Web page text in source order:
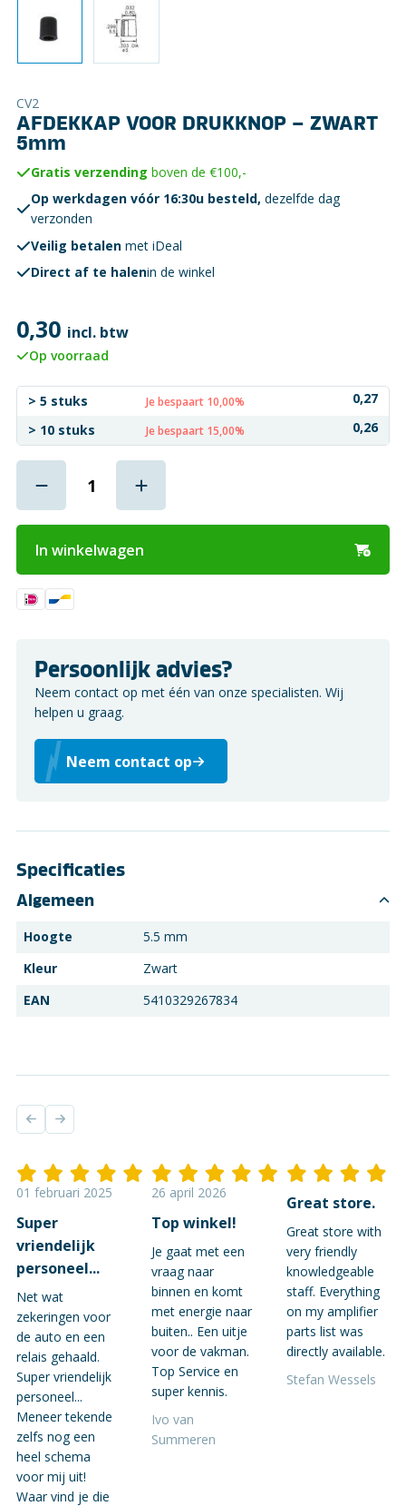
CV2
AFDEKKAP VOOR DRUKKNOP – ZWART
5mm
Gratis verzending boven de €100,-
Op werkdagen vóór 16:30u besteld, dezelfde dag
verzonden
Veilig betalen met iDeal
Direct af te halenin de winkel
0,30 incl. btw
Op voorraad
> 5 stuks Je bespaart 10,00%
0,27
> 10 stuks
Je bespaart 15,00% 0,26
In winkelwagen
Persoonlijk advies?
Neem contact op met één van onze specialisten. Wij
helpen u graag.
Neem contact op
Specificaties
Algemeen
Hoogte
5.5 mm
Kleur
Zwart
EAN
5410329267834
01 februari 2025
Super
vriendelijk
personeel...
Net wat
zekeringen voor
de auto en een
relais gehaald.
Super vriendelijk
personeel...
Meneer tekende
zelfs nog een
heel schema
voor mij uit!
Waar vind je die
26 april 2026
Top winkel!
Je gaat met een
vraag naar
binnen en komt
met energie naar
buiten.. Een uitje
voor de vakman.
Top Service en
super kennis.
Ivo van
Summeren
Great store.
Great store with
very friendly
knowledgeable
staff. Everything
on my amplifier
parts list was
directly available.
Stefan Wessels